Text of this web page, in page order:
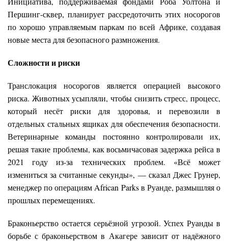
Першинг-сквер, планирует рассредоточить этих носорогов
по хорошо управляемым паркам по всей Африке, создавая
новые места для безопасного размножения.
Сложности и риски
Транслокация носорогов является операцией высокого
риска. Животных усыпляли, чтобы снизить стресс, процесс,
который несёт риски для здоровья, и перевозили в
отдельных стальных ящиках для обеспечения безопасности.
Ветеринарные команды постоянно контролировали их,
решая такие проблемы, как восьмичасовая задержка рейса в
2021 году из-за технических проблем. «Всё может
измениться за считанные секунды», — сказал Джес Грунер,
менеджер по операциям African Parks в Руанде, размышляя о
прошлых перемещениях.
Браконьерство остается серьёзной угрозой. Успех Руанды в
борьбе с браконьерством в Акагере зависит от надёжного